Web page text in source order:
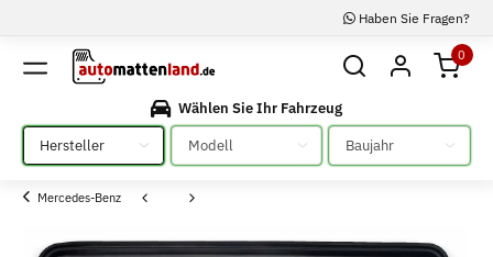
Haben Sie Fragen?
0
Wählen Sie Ihr Fahrzeug
Bitte auswählen
Bitte auswählen Bitte auswählen
Mercedes-Benz